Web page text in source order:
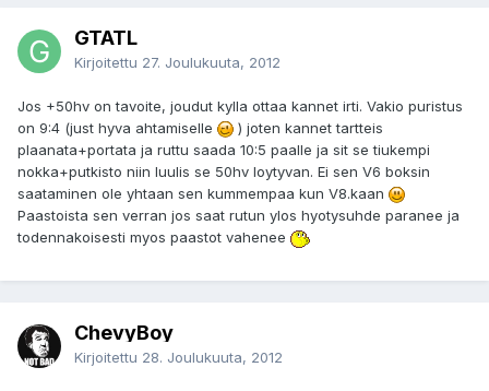
GTATL
Kirjoitettu 27. Joulukuuta, 2012
Jos +50hv on tavoite, joudut kylla ottaa kannet irti. Vakio puristus
on 9:4 (just hyva ahtamiselle
) joten kannet tartteis
plaanata+portata ja ruttu saada 10:5 paalle ja sit se tiukempi
nokka+putkisto niin luulis se 50hv loytyvan. Ei sen V6 boksin
saataminen ole yhtaan sen kummempaa kun V8.kaan
Paastoista sen verran jos saat rutun ylos hyotysuhde paranee ja
todennakoisesti myos paastot vahenee
ChevyBoy
Kirjoitettu 28. Joulukuuta, 2012